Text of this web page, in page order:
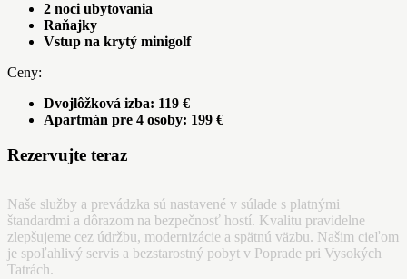
2 noci ubytovania
Raňajky
Vstup na krytý minigolf
Ceny:
Dvojlôžková izba: 119 €
Apartmán pre 4 osoby: 199 €
Rezervujte teraz
Naše služby a prevádzka sú nastavené v súlade s platnými
štandardmi a dôrazom na bezpečnosť hostí. Kvalitu pravidelne
zlepšujeme cez údržbu, modernizácie a spätnú väzbu. Našim cieľom
je spoľahlivý servis a bezstarostný pobyt v Poprade pri Vysokých
Tatrách.